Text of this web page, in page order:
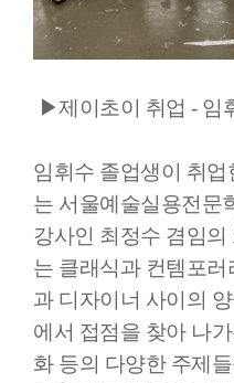
▶제이초이 취업 - 임
임휘수 졸업생이 취업
는 서울예술실용전문
강사인 최정수 겸임의
는 클래식과 컨템포
과 디자이너 사이의
에서 접점을 찾아 나
화 등의 다양한 주제